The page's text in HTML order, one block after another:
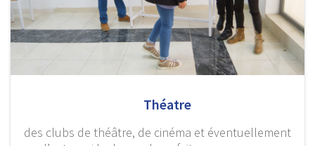
Théatre
des clubs de théâtre, de cinéma et éventuellement